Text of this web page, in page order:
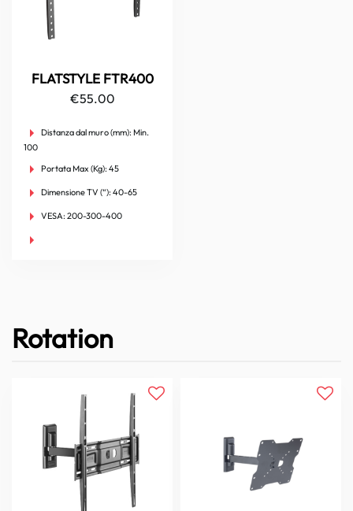
FLATSTYLE FTR400
€55.00
Distanza dal muro (mm): Min.
100
Portata Max (Kg): 45
Dimensione TV (“): 40-65
VESA: 200-300-400
Rotation